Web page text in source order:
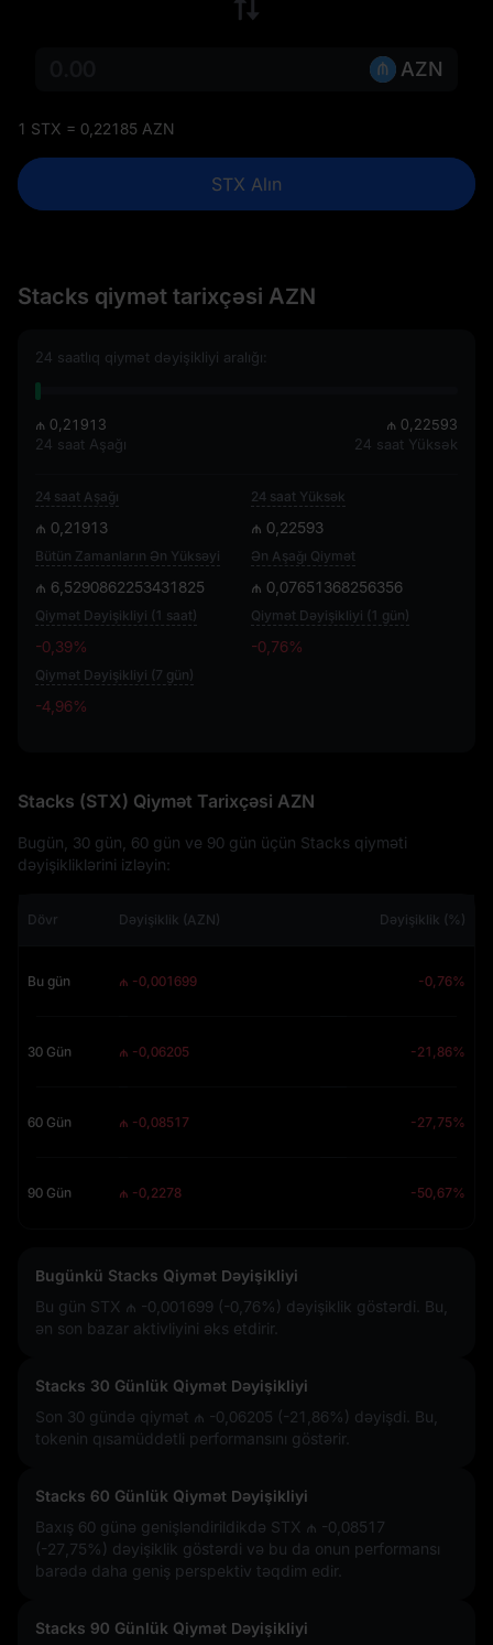
AZN
1 STX = 0,22185 AZN
STX Alın
Stacks qiymət tarixçəsi AZN
24 saatlıq qiymət dəyişikliyi aralığı:
₼ 0,21913
24 saat Aşağı
₼ 0,22593
24 saat Yüksək
24 saat Aşağı
₼ 0,21913
24 saat Yüksək
₼ 0,22593
Bütün Zamanların Ən Yüksəyi
₼ 6,5290862253431825
Ən Aşağı Qiymət
₼ 0,07651368256356
Qiymət Dəyişikliyi (1 saat)
-0,39%
Qiymət Dəyişikliyi (1 gün)
-0,76%
Qiymət Dəyişikliyi (7 gün)
-4,96%
Stacks (STX) Qiymət Tarixçəsi AZN
Bugün, 30 gün, 60 gün ve 90 gün üçün Stacks qiyməti
dəyişikliklərini izləyin:
Dövr Dəyişiklik (AZN) Dəyişiklik (%)
Bu gün ₼ -0,001699 -0,76%
30 Gün ₼ -0,06205 -21,86%
60 Gün ₼ -0,08517 -27,75%
90 Gün ₼ -0,2278 -50,67%
Bugünkü Stacks Qiymət Dəyişikliyi
Bu gün STX ₼ -0,001699 (-0,76%) dəyişiklik göstərdi. Bu,
ən son bazar aktivliyini əks etdirir.
Stacks 30 Günlük Qiymət Dəyişikliyi
Son 30 gündə qiymət ₼ -0,06205 (-21,86%) dəyişdi. Bu,
tokenin qısamüddətli performansını göstərir.
Stacks 60 Günlük Qiymət Dəyişikliyi
Baxış 60 günə genişləndirildikdə STX ₼ -0,08517
(-27,75%) dəyişiklik göstərdi və bu da onun performansı
barədə daha geniş perspektiv təqdim edir.
Stacks 90 Günlük Qiymət Dəyişikliyi